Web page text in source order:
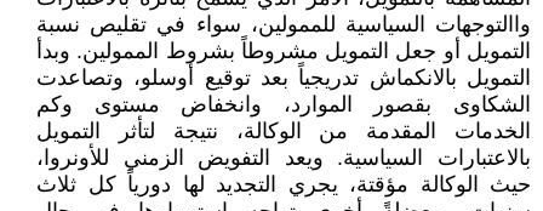
واالتوجهات السياسية للممولين، سواء في تقليص نسبة
التمويل أو جعل التمويل مشروطاً بشروط الممولين. وبدأ
التمويل بالانكماش تدريجياً بعد توقيع أوسلو، وتصاعدت
الشكاوى بقصور الموارد، وانخفاض مستوى وكم
الخدمات المقدمة من الوكالة، نتيجة لتأثر التمويل
بالاعتبارات السياسية. ويعد التفويض الزمني للأونروا،
حيث الوكالة مؤقتة، يجري التجديد لها دورياً كل ثلاث